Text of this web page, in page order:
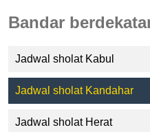
Bandar
Jadwal sholat Kabul
Jadwal sholat Kandahar
Jadwal sholat Herat